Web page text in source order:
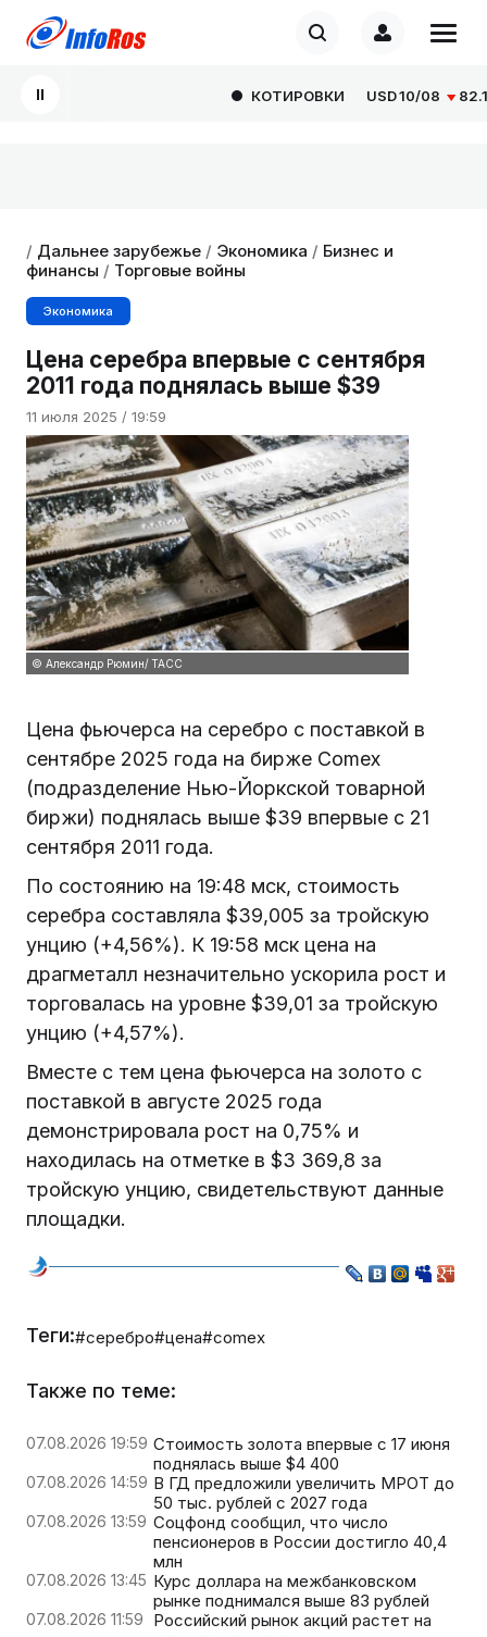
КОТИРОВКИ USD10/08
/ Дальнее зарубежье / Экономика / Бизнес и
финансы / Торговые войны
Экономика
Цена серебра впервые с сентября
2011 года поднялась выше $39
11 июля 2025 / 19:59
© Александр Рюмин/ ТАСС
Цена фьючерса на серебро с поставкой в
сентябре 2025 года на бирже Comex
(подразделение Нью-Йоркской товарной
биржи) поднялась выше $39 впервые с 21
сентября 2011 года.
По состоянию на 19:48 мск, стоимость
серебра составляла $39,005 за тройскую
унцию (+4,56%). К 19:58 мск цена на
драгметалл незначительно ускорила рост и
торговалась на уровне $39,01 за тройскую
унцию (+4,57%).
Вместе с тем цена фьючерса на золото с
поставкой в августе 2025 года
демонстрировала рост на 0,75% и
находилась на отметке в $3 369,8 за
тройскую унцию, свидетельствуют данные
площадки.
Теги:#серебро#цена#comex
Также по теме:
07.08.2026 19:59 Стоимость золота впервые с 17 июня
поднялась выше $4 400
07.08.2026 14:59 В ГД предложили увеличить МРОТ до
50 тыс. рублей с 2027 года
07.08.2026 13:59 Соцфонд сообщил, что число
пенсионеров в России достигло 40,4
млн
07.08.2026 13:45 Курс доллара на межбанковском
рынке поднимался выше 83 рублей
07.08.2026 11:59
Российский рынок акций растет на